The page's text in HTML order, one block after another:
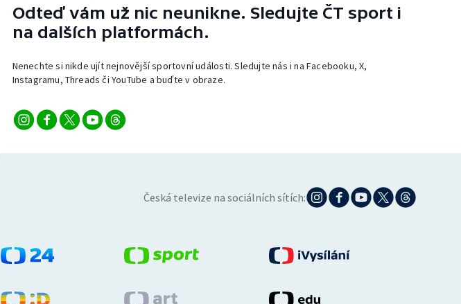
Odteď vám už nic neunikne. Sledujte ČT sport i
na dalších platformách.
Nenechte si nikde ujít nejnovější sportovní události. Sledujte nás i na Facebooku, X,
Instagramu, Threads či YouTube a buďte v obraze.
Česká televize na sociálních sítích: